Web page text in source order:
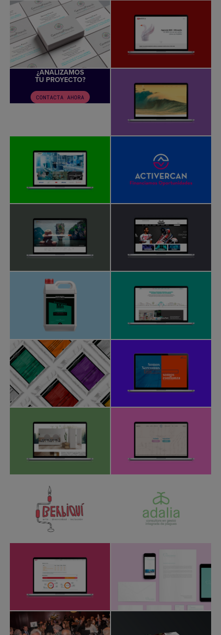
¿ANALIZAMOS
TU PROYECTO?
CONTACTA AHORA